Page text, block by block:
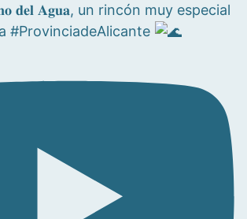
𝐝𝐞𝐥 𝐀𝐠𝐮𝐚, un rincón muy especial
#ProvinciadeAlicante